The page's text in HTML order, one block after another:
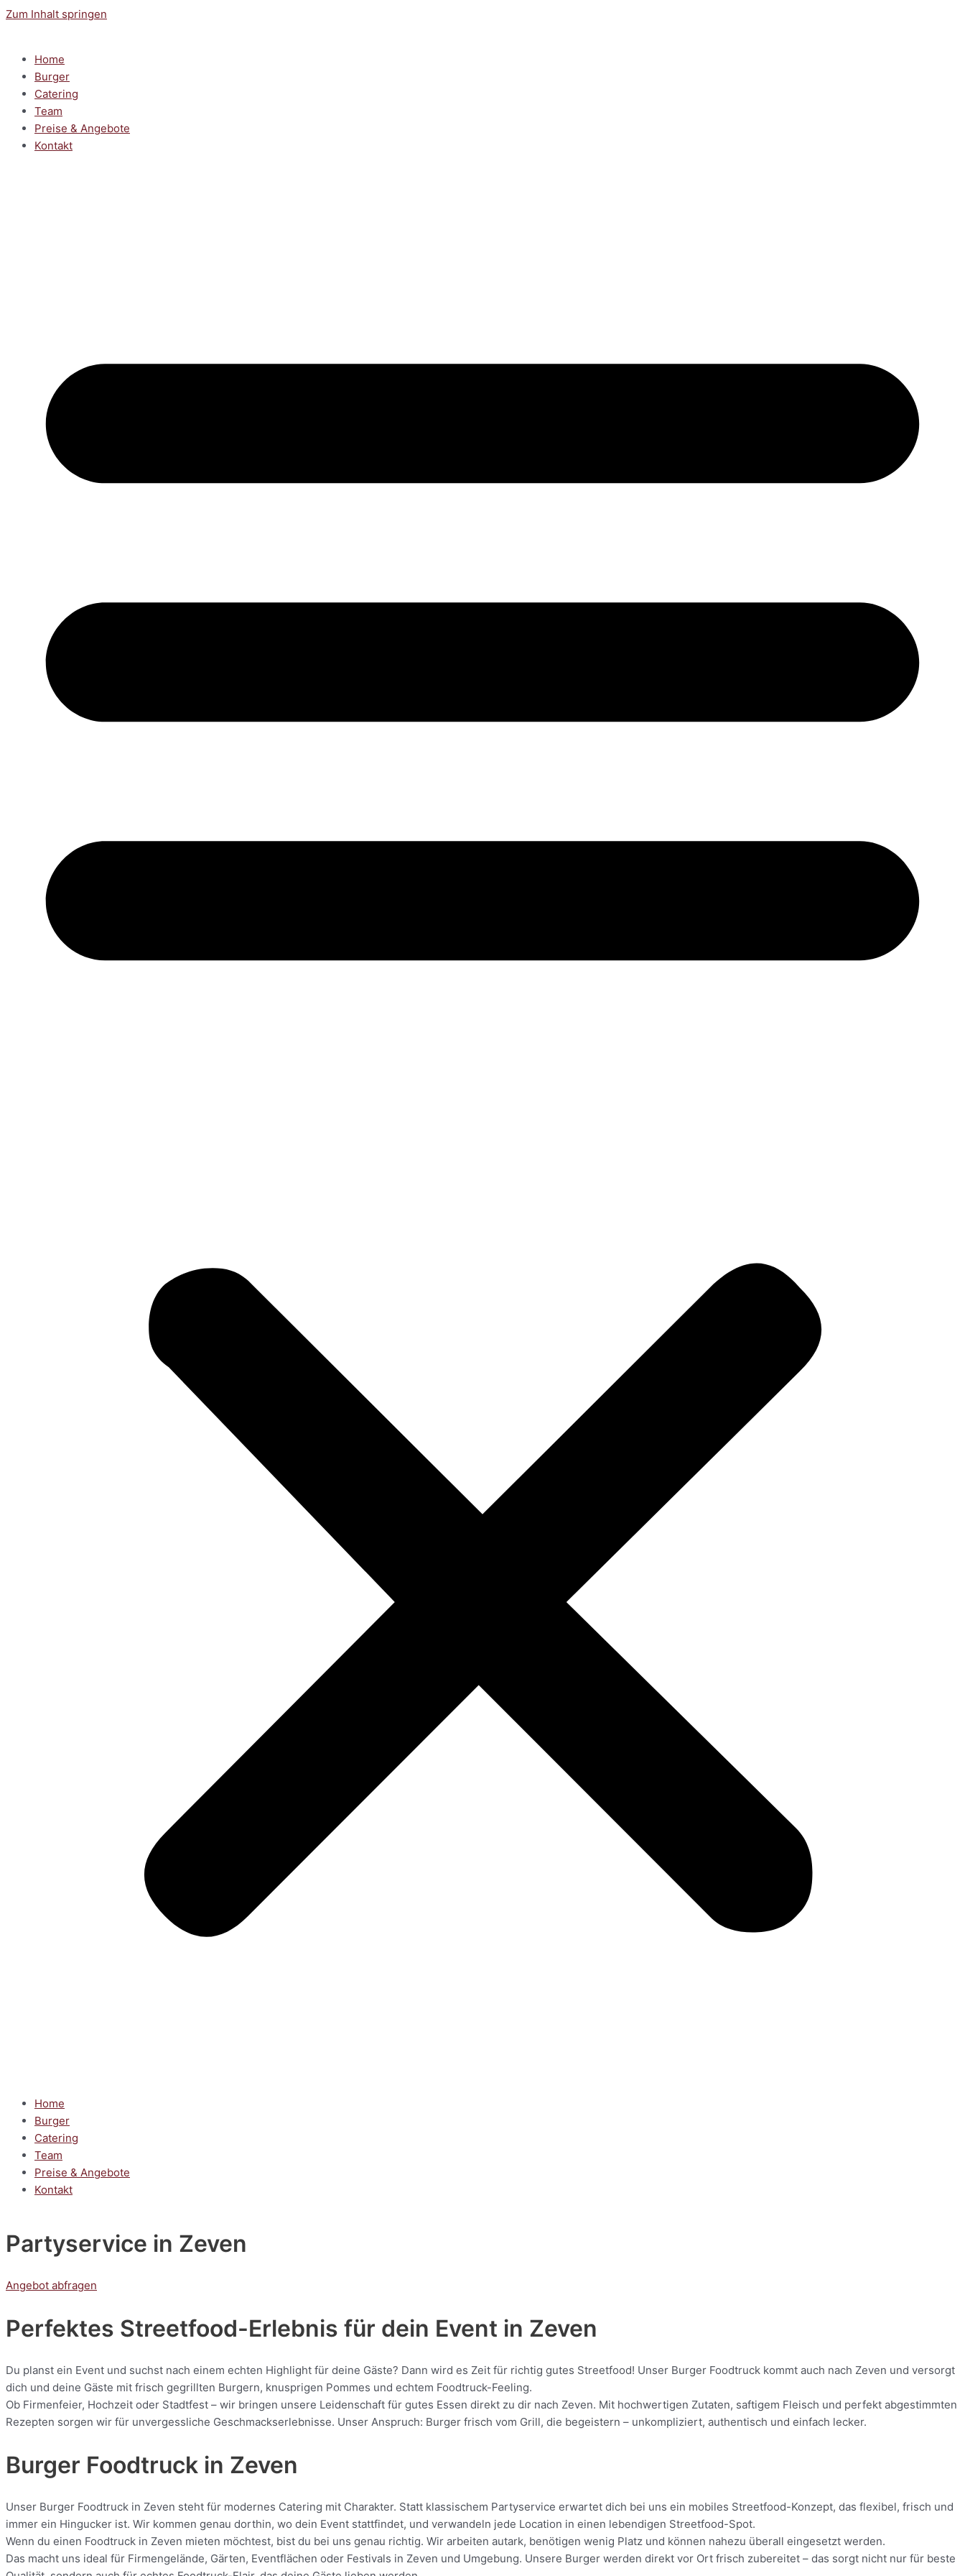
Zum Inhalt springen
Home
Burger
Catering
Team
Preise & Angebote
Kontakt
Home
Burger
Catering
Team
Preise & Angebote
Kontakt
Partyservice in Zeven
Angebot abfragen
Perfektes Streetfood-Erlebnis für dein Event in Zeven
Du planst ein Event und suchst nach einem echten Highlight für deine Gäste? Dann wird es Zeit für richtig gutes Streetfood! Unser Burger Foodtruck kommt auch nach Zeven und versorgt
dich und deine Gäste mit frisch gegrillten Burgern, knusprigen Pommes und echtem Foodtruck-Feeling.
Ob Firmenfeier, Hochzeit oder Stadtfest – wir bringen unsere Leidenschaft für gutes Essen direkt zu dir nach Zeven. Mit hochwertigen Zutaten, saftigem Fleisch und perfekt abgestimmten
Rezepten sorgen wir für unvergessliche Geschmackserlebnisse. Unser Anspruch: Burger frisch vom Grill, die begeistern – unkompliziert, authentisch und einfach lecker.
Burger Foodtruck in Zeven
Unser Burger Foodtruck in Zeven steht für modernes Catering mit Charakter. Statt klassischem Partyservice erwartet dich bei uns ein mobiles Streetfood-Konzept, das flexibel, frisch und
immer ein Hingucker ist. Wir kommen genau dorthin, wo dein Event stattfindet, und verwandeln jede Location in einen lebendigen Streetfood-Spot.
Wenn du einen Foodtruck in Zeven mieten möchtest, bist du bei uns genau richtig. Wir arbeiten autark, benötigen wenig Platz und können nahezu überall eingesetzt werden.
Das macht uns ideal für Firmengelände, Gärten, Eventflächen oder Festivals in Zeven und Umgebung. Unsere Burger werden direkt vor Ort frisch zubereitet – das sorgt nicht nur für beste